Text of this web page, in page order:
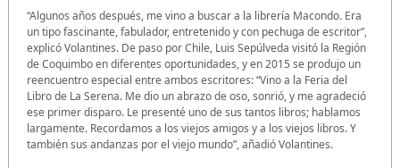
“Algunos años después, me vino a buscar a la librería Macondo. Era
un tipo fascinante, fabulador, entretenido y con pechuga de escritor”,
explicó Volantines. De paso por Chile, Luis Sepúlveda visitó la Región
de Coquimbo en diferentes oportunidades, y en 2015 se produjo un
reencuentro especial entre ambos escritores: “Vino a la Feria del
Libro de La Serena. Me dio un abrazo de oso, sonrió, y me agradeció
ese primer disparo. Le presenté uno de sus tantos libros; hablamos
largamente. Recordamos a los viejos amigos y a los viejos libros. Y
también sus andanzas por el viejo mundo”, añadió Volantines.